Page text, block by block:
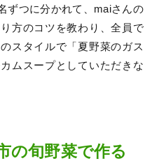
ずつに分かれて、maiさんの
方のコツを教わり、全員で
スタイルで「夏野菜のガス
ムスープとしていただきな
の旬野菜で作る